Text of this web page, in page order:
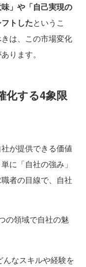
」や「自己実現の
トしたというこ
は、この市場変化
ります。
化する4象限
が提供できる価値
に「自社の強み」
者の目線で、自社
の領域で自社の魅
んなスキルや経験を